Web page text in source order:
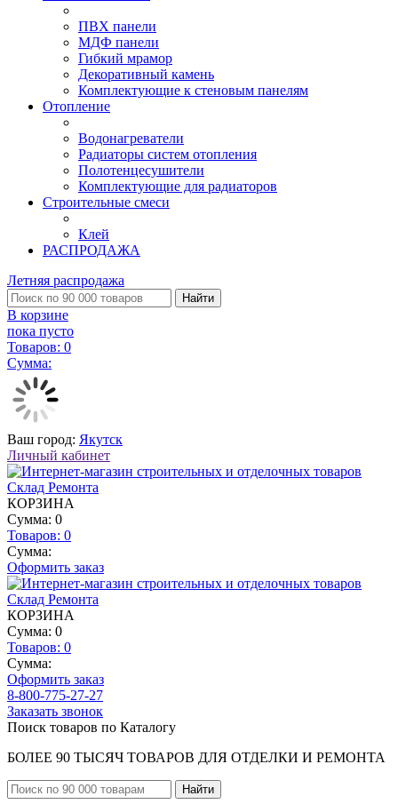
ПВХ панели
МДФ панели
Гибкий мрамор
Декоративный камень
Комплектующие к стеновым панелям
Отопление
Водонагреватели
Радиаторы систем отопления
Полотенцесушители
Комплектующие для радиаторов
Строительные смеси
Клей
РАСПРОДАЖА
Летняя распродажа
Найти
В корзине
пока пусто
Товаров: 0
Сумма:
Ваш город: Якутск
Личный кабинет
КОРЗИНА
Сумма: 0
Товаров: 0
Сумма:
Оформить заказ
КОРЗИНА
Сумма: 0
Товаров: 0
Сумма:
Оформить заказ
8-800-775-27-27
Заказать звонок
Поиск товаров по Каталогу
БОЛЕЕ 90 ТЫСЯЧ ТОВАРОВ ДЛЯ ОТДЕЛКИ И РЕМОНТА